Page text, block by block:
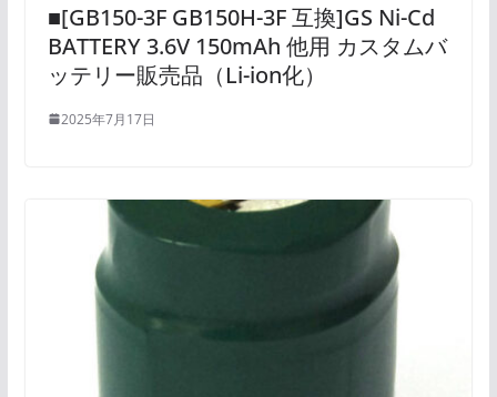
■[GB150-3F GB150H-3F 互換]GS Ni-Cd
BATTERY 3.6V 150mAh 他用 カスタムバ
ッテリー販売品（Li-ion化）
2025年7月17日